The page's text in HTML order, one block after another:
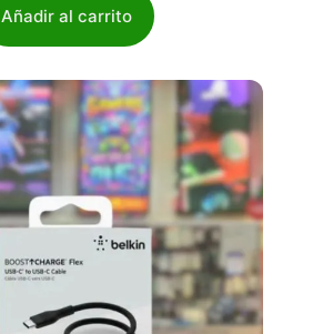
Añadir al carrito